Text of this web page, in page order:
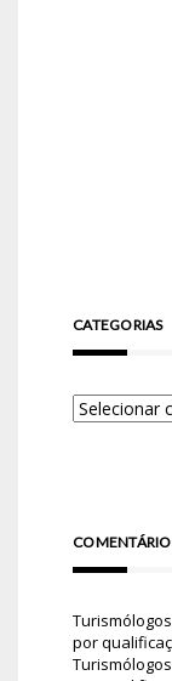
CATEGORIAS
por